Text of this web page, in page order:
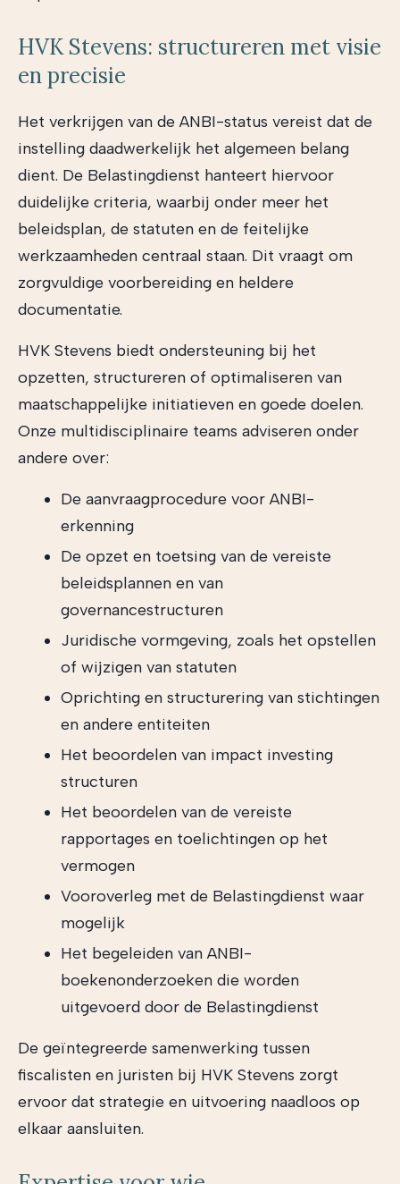
HVK Stevens: structureren met visie
en precisie
Het verkrijgen van de ANBI-status vereist dat de
instelling daadwerkelijk het algemeen belang
dient. De Belastingdienst hanteert hiervoor
duidelijke criteria, waarbij onder meer het
beleidsplan, de statuten en de feitelijke
werkzaamheden centraal staan. Dit vraagt om
zorgvuldige voorbereiding en heldere
documentatie.
HVK Stevens biedt ondersteuning bij het
opzetten, structureren of optimaliseren van
maatschappelijke initiatieven en goede doelen.
Onze multidisciplinaire teams adviseren onder
andere over:
De aanvraagprocedure voor ANBI-
erkenning
De opzet en toetsing van de vereiste
beleidsplannen en van
governancestructuren
Juridische vormgeving, zoals het opstellen
of wijzigen van statuten
Oprichting en structurering van stichtingen
en andere entiteiten
Het beoordelen van impact investing
structuren
Het beoordelen van de vereiste
rapportages en toelichtingen op het
vermogen
Vooroverleg met de Belastingdienst waar
mogelijk
Het begeleiden van ANBI-
boekenonderzoeken die worden
uitgevoerd door de Belastingdienst
De geïntegreerde samenwerking tussen
fiscalisten en juristen bij HVK Stevens zorgt
ervoor dat strategie en uitvoering naadloos op
elkaar aansluiten.